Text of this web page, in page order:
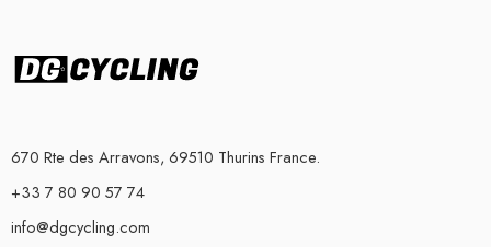
670 Rte des Arravons, 69510 Thurins France.
+33 7 80 90 57 74
info@dgcycling.com